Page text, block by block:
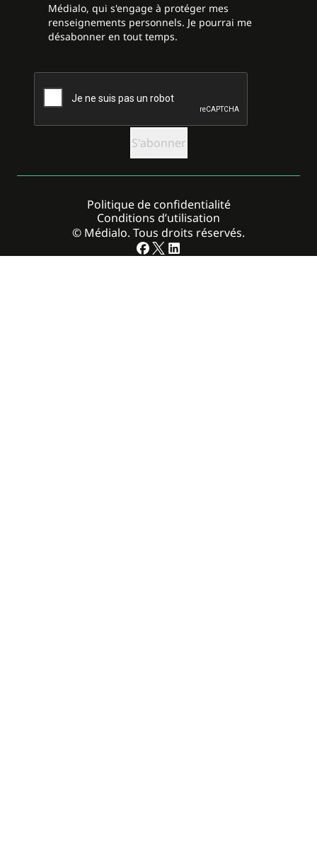
Médialo, qui s'engage à protéger mes
renseignements personnels. Je pourrai me
désabonner en tout temps.
CAPTCHA
© Médialo. Tous droits réservés.
Politique de confidentialité
Conditions d’utilisation